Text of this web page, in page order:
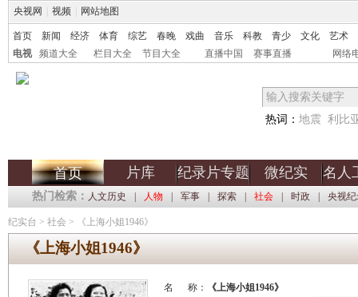
央视网 视频 网站地图
首页 新闻 经济 体育 综艺 春晚 戏曲 音乐 科教 青少 文化
艺术
电视
频道大全 栏目大全 节目大全 直播中国 赛事直播 网络
热词： 地震 利比
首页 片库 纪录片专题 微纪实 名人
热门检索： 人文历史 人物 军事 探索 社会 时政 央视
纪实台 > 社会 > 《上海小姐1946》
《上海小姐1946》
名 称：
《上海小姐1946》